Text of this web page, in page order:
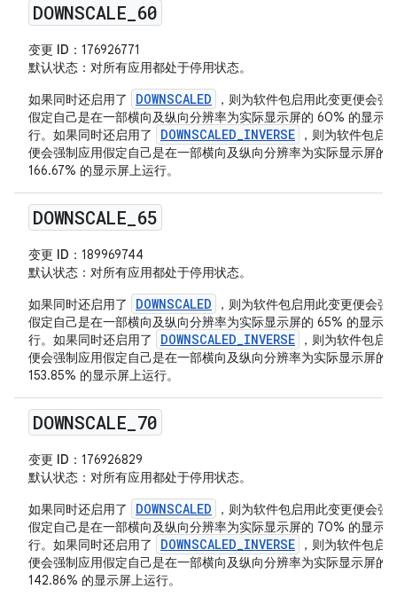
DOWNSCALE 60
变更 ID ：176926771
默认状态 ：对所有应用都处于停用状态。
如果同时还启用了
DOWNSCALED
，则为软件包启用此变更便会强
假定自己是在一部横向及纵向分辨率为实际显示屏的 60% 的显示
行。如果同时还启用了
DOWNSCALED_INVERSE
，则为软件包启
便会强制应用假定自己是在一部横向及纵向分辨率为实际显示屏的
166.67% 的显示屏上运行。
DOWNSCALE 65
变更 ID ：189969744
默认状态 ：对所有应用都处于停用状态。
如果同时还启用了
DOWNSCALED
，则为软件包启用此变更便会强
假定自己是在一部横向及纵向分辨率为实际显示屏的 65% 的显示
行。如果同时还启用了
DOWNSCALED_INVERSE
，则为软件包启
便会强制应用假定自己是在一部横向及纵向分辨率为实际显示屏的
153.85% 的显示屏上运行。
DOWNSCALE 70
变更 ID ：176926829
默认状态 ：对所有应用都处于停用状态。
如果同时还启用了
DOWNSCALED
，则为软件包启用此变更便会强
假定自己是在一部横向及纵向分辨率为实际显示屏的 70% 的显示
行。如果同时还启用了
DOWNSCALED_INVERSE
，则为软件包启
便会强制应用假定自己是在一部横向及纵向分辨率为实际显示屏的
142.86% 的显示屏上运行。